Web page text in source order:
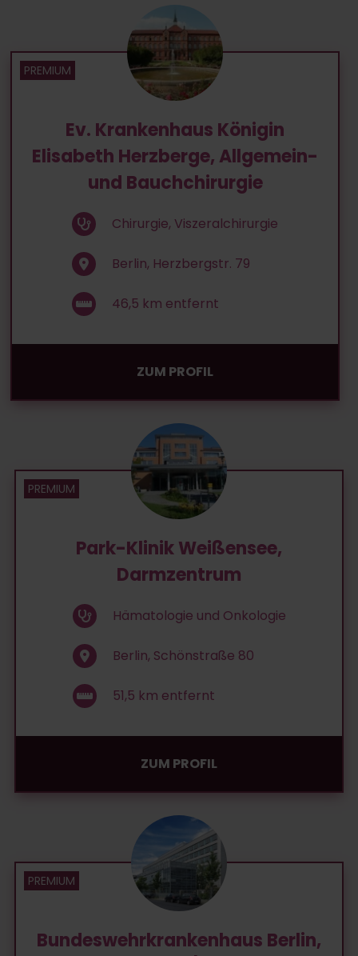
Ev. Krankenhaus Königin
Elisabeth Herzberge, Allgemein-
und Bauchchirurgie
Chirurgie, Viszeralchirurgie
Berlin, Herzbergstr. 79
46,5 km entfernt
ZUM PROFIL
Park-Klinik Weißensee,
Darmzentrum
Hämatologie und Onkologie
Berlin, Schönstraße 80
51,5 km entfernt
ZUM PROFIL
Bundeswehrkrankenhaus Berlin,